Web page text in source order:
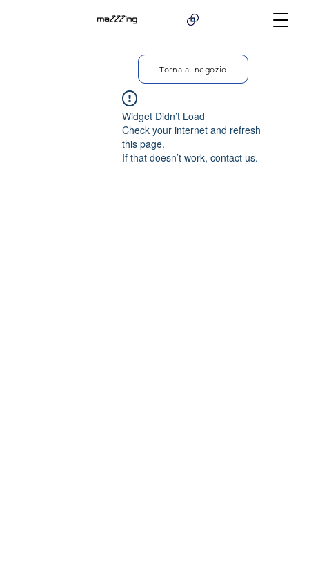
Torna al negozio
Widget Didn’t Load
Check your internet and refresh
this page.
If that doesn’t work, contact us.